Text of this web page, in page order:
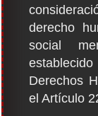
derecho
social
Derechos
el Artículo